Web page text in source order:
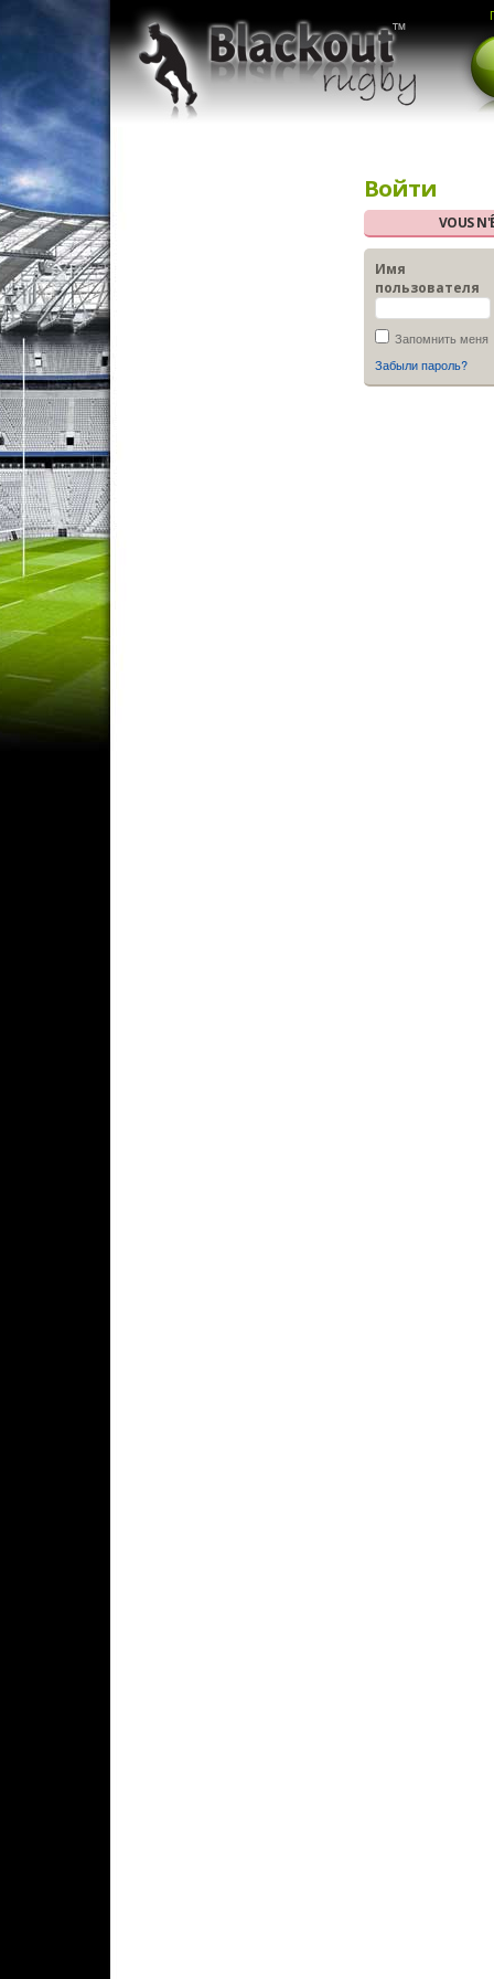
Войти
VOUS
Имя
пользователя
Запомнить меня
Забыли пароль?